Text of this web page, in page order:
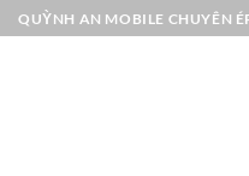
Bỏ
qua
QUỲNH AN MOBILE CHUYÊN